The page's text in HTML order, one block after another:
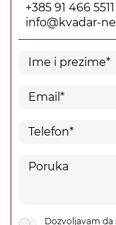
+385 91 466 5511
info@kvadar-
Dozvoljavam